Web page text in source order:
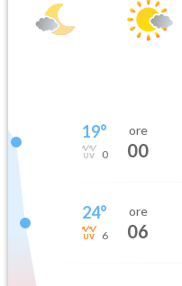
19°
0
ore
00
24°
6
ore
06